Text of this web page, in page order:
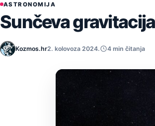
ASTRONOMIJA
Sunčeva
Kozmos.hr2. kolovoza 2024. 4 min čitanja